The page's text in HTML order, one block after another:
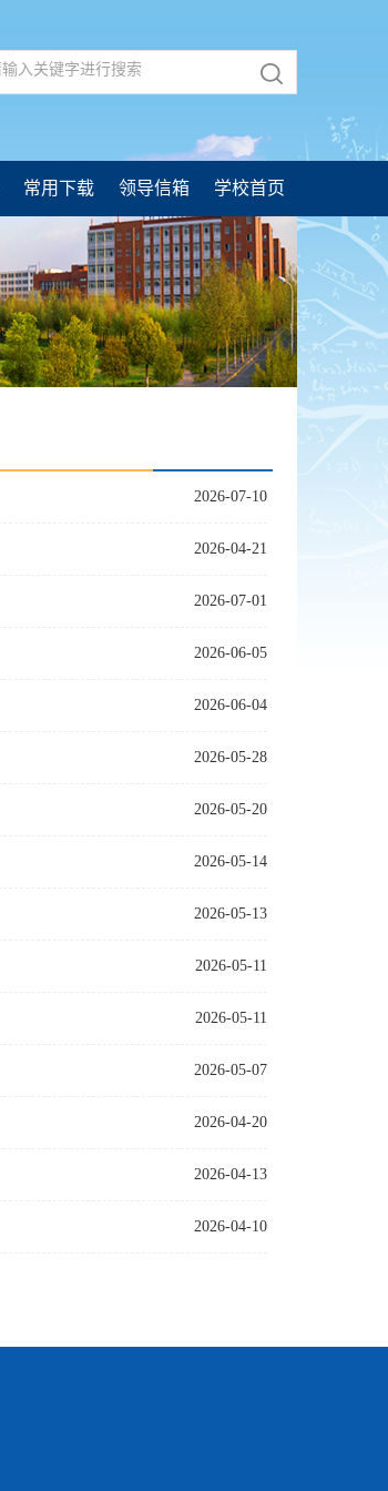
常用下载 领导信箱 学校首页
2026-07-10
2026-04-21
2026-07-01
2026-06-05
2026-06-04
2026-05-28
2026-05-20
2026-05-14
2026-05-13
2026-05-11
2026-05-11
2026-05-07
2026-04-20
2026-04-13
2026-04-10